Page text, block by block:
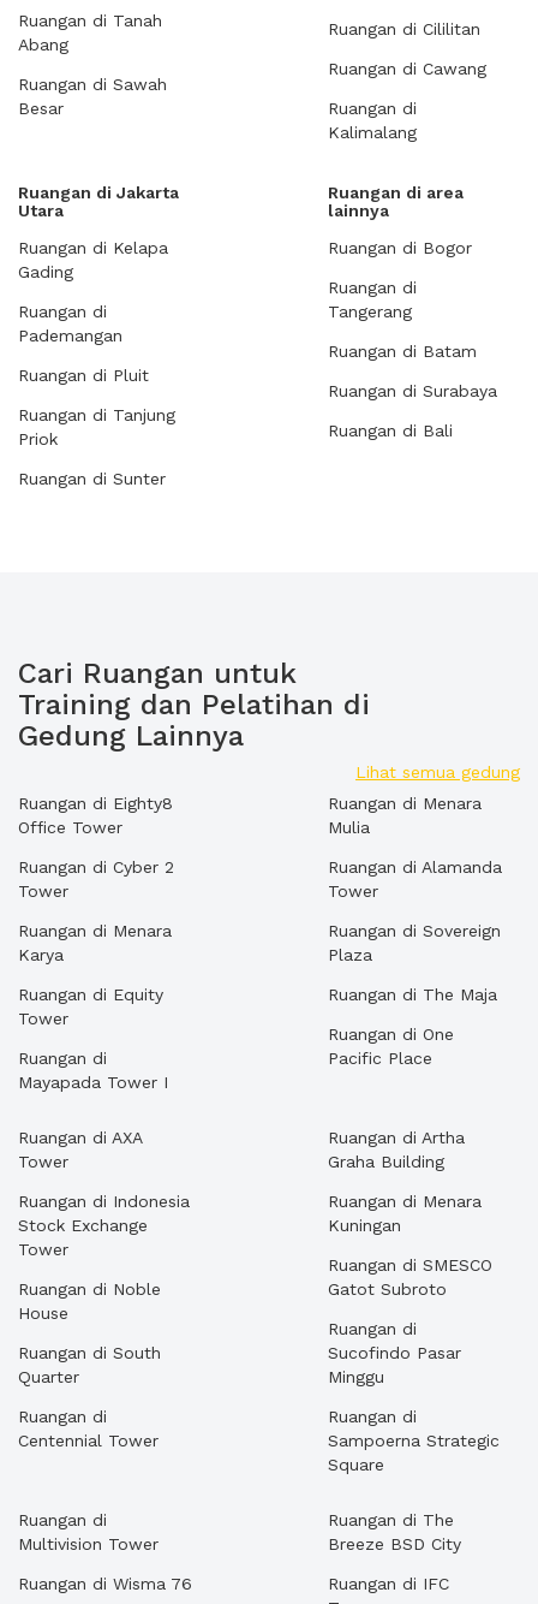
Ruangan di Tanah
Abang
Ruangan di Sawah
Besar
Ruangan di Cililitan
Ruangan di Cawang
Ruangan di
Kalimalang
Ruangan di Jakarta
Utara
Ruangan di Kelapa
Gading
Ruangan di
Pademangan
Ruangan di Pluit
Ruangan di Tanjung
Priok
Ruangan di Sunter
Ruangan di area
lainnya
Ruangan di Bogor
Ruangan di
Tangerang
Ruangan di Batam
Ruangan di Surabaya
Ruangan di Bali
Cari Ruangan untuk
Training dan Pelatihan di
Gedung Lainnya
Lihat semua gedung
Ruangan di Eighty8
Office Tower
Ruangan di Cyber 2
Tower
Ruangan di Menara
Karya
Ruangan di Equity
Tower
Ruangan di
Mayapada Tower I
Ruangan di Menara
Mulia
Ruangan di Alamanda
Tower
Ruangan di Sovereign
Plaza
Ruangan di The Maja
Ruangan di One
Pacific Place
Ruangan di AXA
Tower
Ruangan di Indonesia
Stock Exchange
Tower
Ruangan di Noble
House
Ruangan di South
Quarter
Ruangan di
Centennial Tower
Ruangan di Artha
Graha Building
Ruangan di Menara
Kuningan
Ruangan di SMESCO
Gatot Subroto
Ruangan di
Sucofindo Pasar
Minggu
Ruangan di
Sampoerna Strategic
Square
Ruangan di
Multivision Tower
Ruangan di Wisma 76
Ruangan di The
Breeze BSD City
Ruangan di IFC